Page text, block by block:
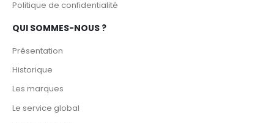
Politique de confidentialité
QUI SOMMES-NOUS ?
Présentation
Historique
Les marques
Le service global